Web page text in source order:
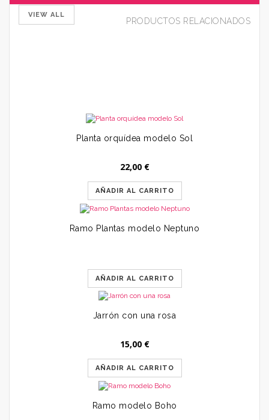
PRODUCTOS RELACIONADOS
VIEW ALL
Planta orquídea modelo Sol
22,00 €
AÑADIR AL CARRITO
Ramo Plantas modelo Neptuno
AÑADIR AL CARRITO
Jarrón con una rosa
15,00 €
AÑADIR AL CARRITO
Ramo modelo Boho